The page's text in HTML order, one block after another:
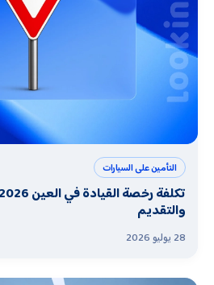
التأمين على السيارات
والتقديم
28 يوليو 2026